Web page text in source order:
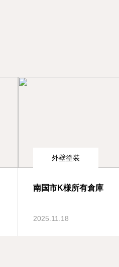
外壁塗装
南国市K様所有倉庫
2025.11.18